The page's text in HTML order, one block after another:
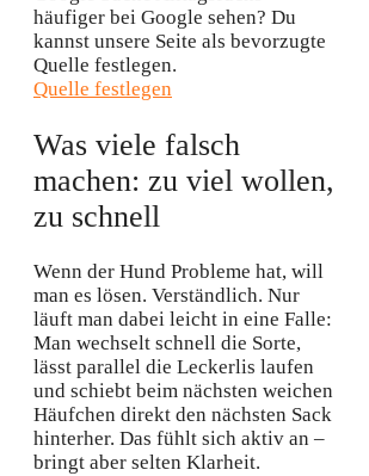
häufiger bei Google sehen? Du
kannst unsere Seite als bevorzugte
Quelle festlegen.
Quelle festlegen
Was viele falsch
machen: zu viel wollen,
zu schnell
Wenn der Hund Probleme hat, will
man es lösen. Verständlich. Nur
läuft man dabei leicht in eine Falle:
Man wechselt schnell die Sorte,
lässt parallel die Leckerlis laufen
und schiebt beim nächsten weichen
Häufchen direkt den nächsten Sack
hinterher. Das fühlt sich aktiv an –
bringt aber selten Klarheit.